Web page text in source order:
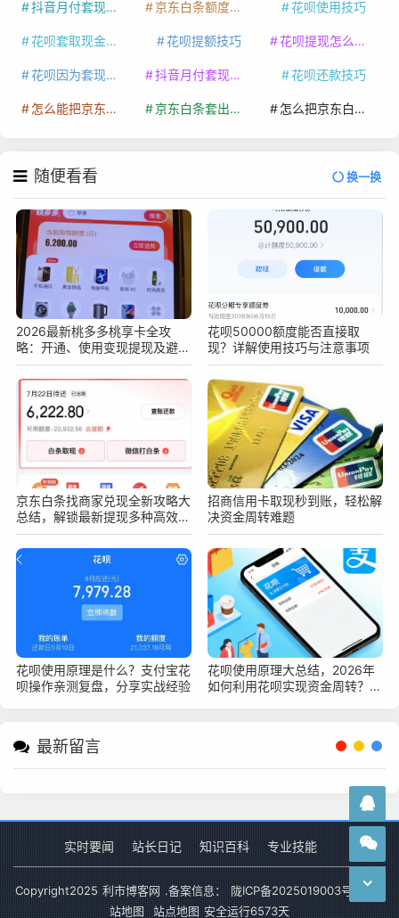
抖音月付套现最新方法 京东白条额度提升 花呗使用技巧
花呗套取现金最佳方法 花呗提额技巧 花呗提现怎么操作
花呗因为套现被限额了这种情况要多久才会好 抖音月付套现秒回100起 花呗还款技巧
怎么能把京东白条额度钱套出来 京东白条套出来手续费多少 怎么把京东白条的钱取出来
随便看看 换一换
2026最新桃多多桃享卡全攻
略：开通、使用变现提现及避坑
指南
花呗50000额度能否直接取
现？详解使用技巧与注意事项
京东白条找商家兑现全新攻略大
总结，解锁最新提现多种高效安
全变现新技巧
招商信用卡取现秒到账，轻松解
决资金周转难题
花呗使用原理是什么？支付宝花
呗操作亲测复盘，分享实战经验
花呗使用原理大总结，2026年
如何利用花呗实现资金周转？深
最新留言
实时要闻 站长日记 知识百科 专业技能
Copyright2025 利市博客网 .备案信息： 陇ICP备2025019003号-1
站地图
站点地图 安全运行6573天